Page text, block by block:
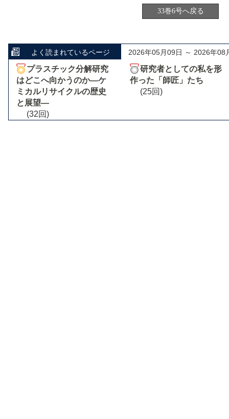
33巻6号へ戻る
よく読まれているページ 2026年05月09日 ～ 2026年08
プラスチック分解研究
はどこへ向かうのか―ケ
ミカルリサイクルの歴史
と展望―
(32回)
研究者としての私を形
作った「師匠」たち
(25回)